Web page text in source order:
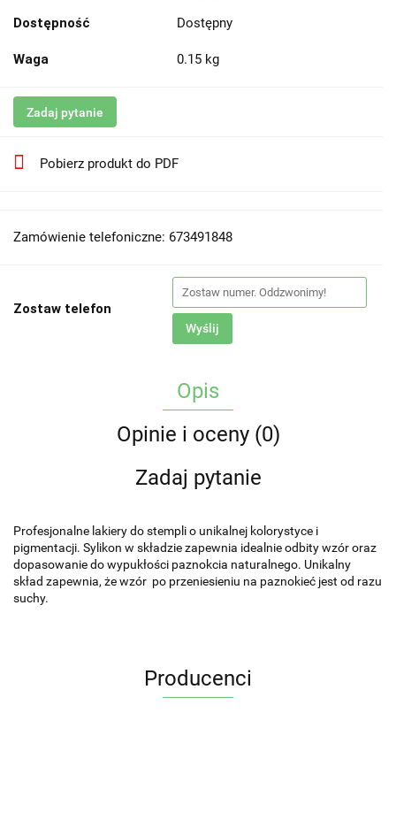
Dostępność Dostępny
Waga 0.15 kg
Zadaj pytanie
Pobierz produkt do PDF
Zamówienie telefoniczne: 673491848
Zostaw telefon
Wyślij
Opis
Opinie i oceny (0)
Zadaj pytanie
Profesjonalne lakiery do stempli o unikalnej kolorystyce i
pigmentacji. Sylikon w składzie zapewnia idealnie odbity wzór oraz
dopasowanie do wypukłości paznokcia naturalnego. Unikalny
skład zapewnia, że wzór po przeniesieniu na paznokieć jest od razu
suchy.
Producenci